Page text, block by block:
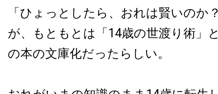
「ひょっとしたら、おれは賢いのか
が、もともとは「14歳の世渡り術」
の本の文庫化だったらしい。